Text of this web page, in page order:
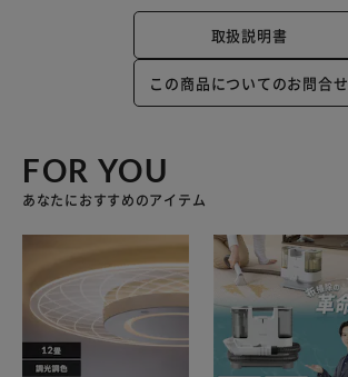
取扱説明書
この商品についてのお問合せ
FOR YOU
あなたにおすすめのアイテム